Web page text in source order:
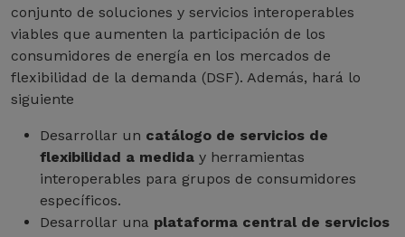
conjunto de soluciones y servicios interoperables
viables que aumenten la participación de los
consumidores de energía en los mercados de
flexibilidad de la demanda (DSF). Además, hará lo
siguiente
Desarrollar un catálogo de servicios de
flexibilidad a medida y herramientas
interoperables para grupos de consumidores
específicos.
Desarrollar una plataforma central de servicios